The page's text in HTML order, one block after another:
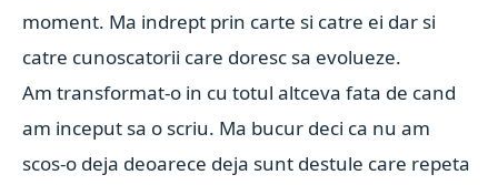
moment. Ma indrept prin carte si catre ei dar si
catre cunoscatorii care doresc sa evolueze.
Am transformat-o in cu totul altceva fata de cand
am inceput sa o scriu. Ma bucur deci ca nu am
scos-o deja deoarece deja sunt destule care repeta